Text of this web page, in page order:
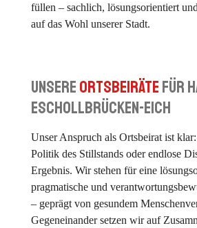
füllen – sachlich, lösungsorientiert
auf das Wohl unserer Stadt.
Unsere Ortsbeiräte für
Eschollbrücken-Eich
Unser Anspruch als Ortsbeirat ist
Politik des Stillstands oder endlose
Ergebnis. Wir stehen für eine
pragmatische und
– geprägt von gesundem
Gegeneinander setzen wir auf